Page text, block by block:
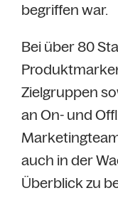
begriffen war.
Bei über 80
Zielgruppen
an On- und
auch in der
Überblick zu